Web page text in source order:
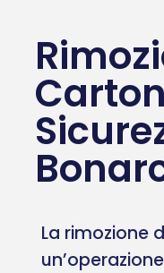
La rimozione